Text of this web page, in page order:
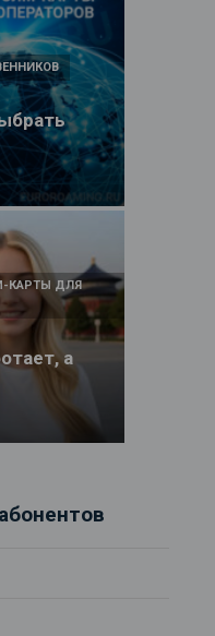
а
КАРТЫ ДЛЯ